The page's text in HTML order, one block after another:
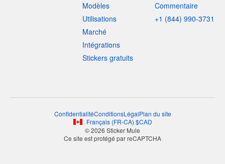
Modèles
Utilisations
Marché
Intégrations
Stickers gratuits
Commentaire
+1 (844) 990-3731
ConfidentialitéConditionsLégalPlan du site
Français(FR-CA) $CAD
© 2026 Sticker Mule
Ce site est protégé par reCAPTCHA